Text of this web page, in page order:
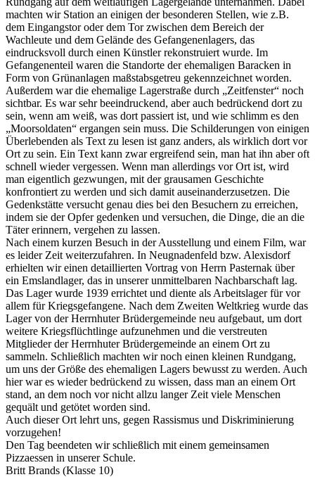
machten wir Station an einigen der besonderen Stellen, wie z.B.
dem Eingangstor oder dem Tor zwischen dem Bereich der
Wachleute und dem Gelände des Gefangenenlagers, das
eindrucksvoll durch einen Künstler rekonstruiert wurde. Im
Gefangenenteil waren die Standorte der ehemaligen Baracken in
Form von Grünanlagen maßstabsgetreu gekennzeichnet worden.
Außerdem war die ehemalige Lagerstraße durch „Zeitfenster“ noch
sichtbar. Es war sehr beeindruckend, aber auch bedrückend dort zu
sein, wenn am weiß, was dort passiert ist, und wie schlimm es den
„Moorsoldaten“ ergangen sein muss. Die Schilderungen von einigen
Überlebenden als Text zu lesen ist ganz anders, als wirklich dort vor
Ort zu sein. Ein Text kann zwar ergreifend sein, man hat ihn aber oft
schnell wieder vergessen. Wenn man allerdings vor Ort ist, wird
man eigentlich gezwungen, mit der grausamen Geschichte
konfrontiert zu werden und sich damit auseinanderzusetzen. Die
Gedenkstätte versucht genau dies bei den Besuchern zu erreichen,
indem sie der Opfer gedenken und versuchen, die Dinge, die an die
Täter erinnern, vergehen zu lassen.
Nach einem kurzen Besuch in der Ausstellung und einem Film, war
es leider Zeit weiterzufahren. In Neugnadenfeld bzw. Alexisdorf
erhielten wir einen detaillierten Vortrag von Herrn Pasternak über
ein Emslandlager, das in unserer unmittelbaren Nachbarschaft lag.
Das Lager wurde 1939 errichtet und diente als Arbeitslager für vor
allem für Kriegsgefangene. Nach dem Zweiten Weltkrieg wurde das
Lager von der Herrnhuter Brüdergemeinde neu aufgebaut, um dort
weitere Kriegsflüchtlinge aufzunehmen und die verstreuten
Mitglieder der Herrnhuter Brüdergemeinde an einem Ort zu
sammeln. Schließlich machten wir noch einen kleinen Rundgang,
um uns der Größe des ehemaligen Lagers bewusst zu werden. Auch
hier war es wieder bedrückend zu wissen, dass man an einem Ort
stand, an dem noch vor nicht allzu langer Zeit viele Menschen
gequält und getötet worden sind.
Auch dieser Ort lehrt uns, gegen Rassismus und Diskriminierung
vorzugehen!
Den Tag beendeten wir schließlich mit einem gemeinsamen
Pizzaessen in unserer Schule.
Britt Brands (Klasse 10)